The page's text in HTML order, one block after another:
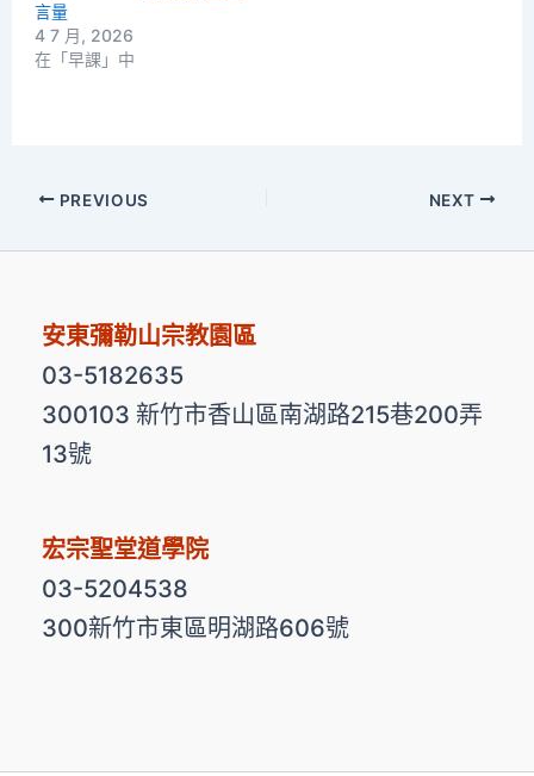
言量
4 7 月, 2026
在「早課」中
PREVIOUS NEXT
安東彌勒山宗教園區
03-5182635
300103 新竹市香山區南湖路215巷200弄
13號
宏宗聖堂道學院
03-5204538
300新竹市東區明湖路606號